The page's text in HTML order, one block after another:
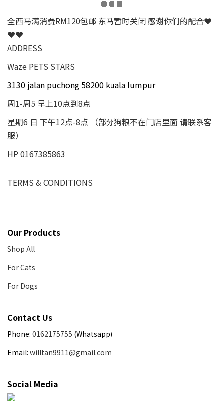
全西马满消费RM120包邮 东马暂时关闭 感谢你们的配合❤
❤❤
ADDRESS
Waze PETS STARS
3130 jalan puchong 58200 kuala lumpur
周1-周5 早上10点到8点
星期6 日 下午12点-8点 （部分狗粮不在门店里面 请联系客
服）
HP 0167385863
TERMS & CONDITIONS
Our Products
Shop All
For Cats
For Dogs
Contact Us
Phone: 0162175755 (Whatsapp)
Email: willtan9911@gmail.com
Social Media